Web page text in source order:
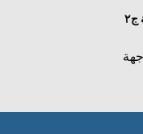
دستور الجمهورية الإسلامية الإيرانية ج٢